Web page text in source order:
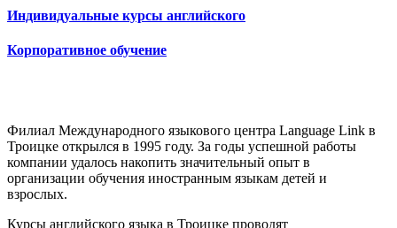
Индивидуальные курсы английского
Корпоративное обучение
Филиал Международного языкового центра Language Link в
Троицке открылся в 1995 году. За годы успешной работы
компании удалось накопить значительный опыт в
организации обучения иностранным языкам детей и
взрослых.
Курсы английского языка в Троицке проводят